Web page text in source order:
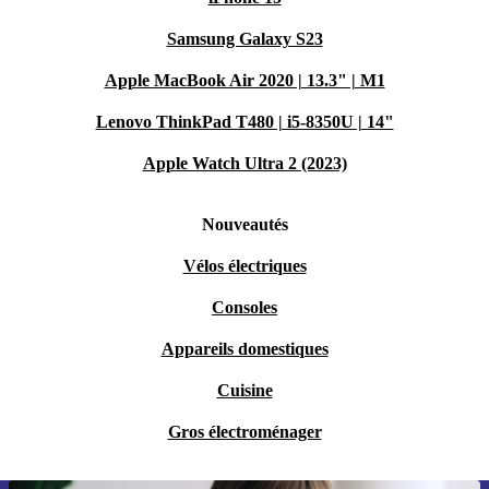
Samsung Galaxy S23
Apple MacBook Air 2020 | 13.3" | M1
Lenovo ThinkPad T480 | i5-8350U | 14"
Apple Watch Ultra 2 (2023)
Nouveautés
Vélos électriques
Consoles
Appareils domestiques
Cuisine
Gros électroménager